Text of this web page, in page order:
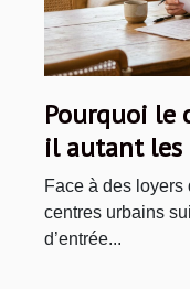
Pourquoi le
il autant les
Face à des
centres urbains
d’entrée...